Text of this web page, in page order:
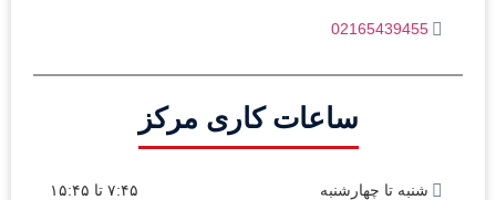
02165439455
ساعات کاری مرکز
شنبه تا چهارشنبه ۷:۴۵ تا ۱۵:۴۵